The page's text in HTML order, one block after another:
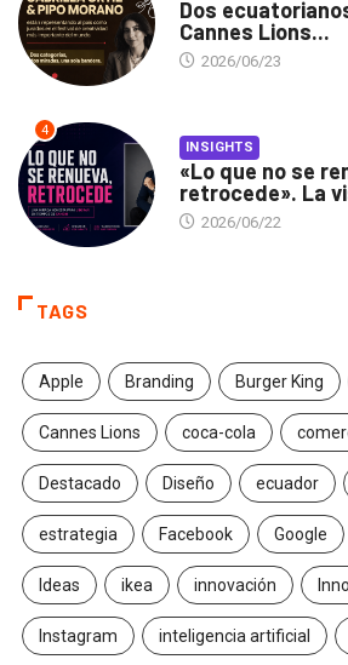
Dos
Cannes Lions...
2026/06/23
4
INSIGHTS
«Lo que no se
retrocede». La
2026/06/22
TAGS
Apple Branding Burger King
Cannes Lions coca-cola
Destacado Diseño ecuador
estrategia Facebook Google
Ideas ikea innovación
Instagram inteligencia artificial